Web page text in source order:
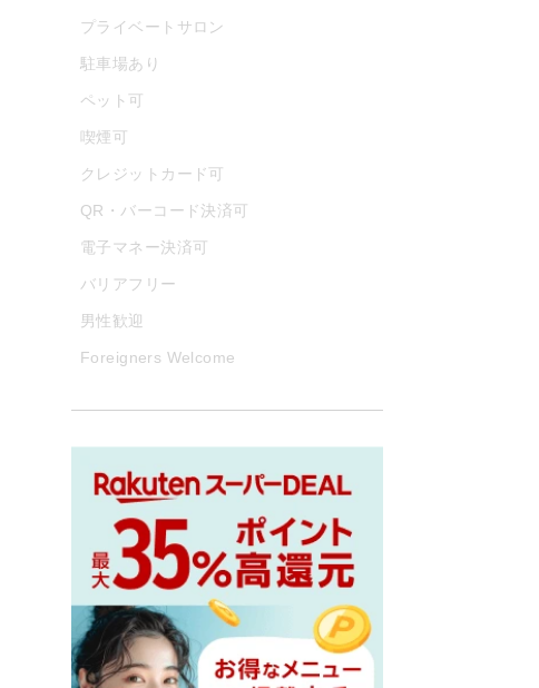
プライベートサロン
駐車場あり
ペット可
喫煙可
クレジットカード可
QR・バーコード決済可
電子マネー決済可
バリアフリー
男性歓迎
Foreigners Welcome